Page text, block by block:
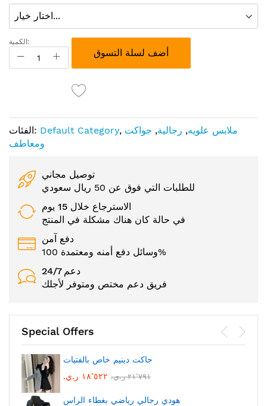
الكمية:
أضف لسلة التسوق
الفئات: Default Category, ملابس علويه, رجالية, جواكت
ومعاطف
توصيل مجاني
للطلبات التي فوق عن 50 ريال سعودي
الاسترجاع خلال 15 يوم
في حالة كان هناك مشكلة في المنتج
دفع آمن
وسائل دفع أمنه ومعتمدة 100%
24/7 دعم
فريق دعم مختص ومتوفر لأجلك
Special Offers
جاكت دينيم خاص بالفتيات
١٨٬٥٢٢ ر.ي.‏
٢١٬٧٩١ ر.ي.‏
هودي رجالي رياضي بغطاء الراس